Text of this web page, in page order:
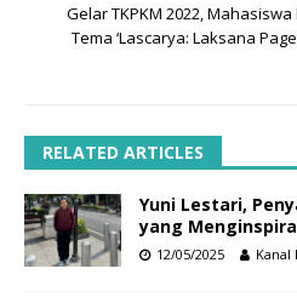
Gelar TKPKM 2022, Mahasiswa
Tema ‘Lascarya: Laksana
RELATED ARTICLES
Yuni Lestari,
yang
12/05/2025 Kanal